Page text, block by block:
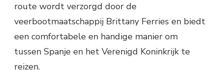
route wordt verzorgd door de
veerbootmaatschappij Brittany Ferries en biedt
een comfortabele en handige manier om
tussen Spanje en het Verenigd Koninkrijk te
reizen.